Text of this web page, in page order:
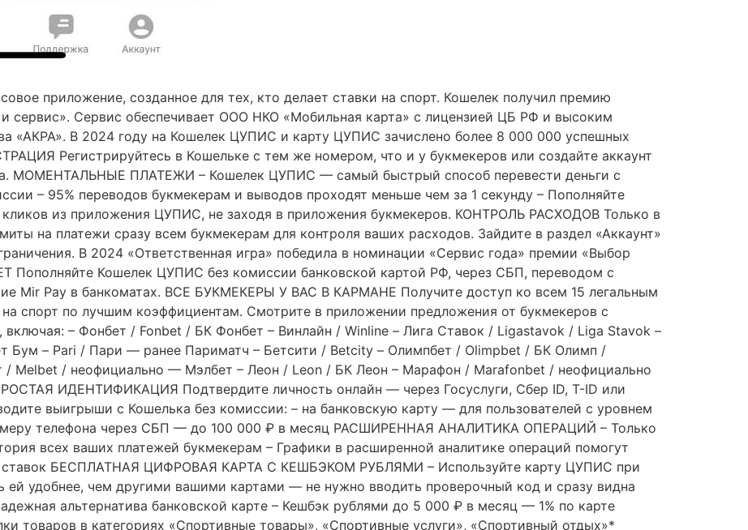
приложение, созданное для тех, кто делает ставки на спорт. Кошелек получил премию
и сервис». Сервис обеспечивает ООО НКО «Мобильная карта» с лицензией ЦБ РФ и высоким
«АКРА». В 2024 году на Кошелек ЦУПИС и карту ЦУПИС зачислено более 8 000 000 успешных
Регистрируйтесь в Кошельке с тем же номером, что и у букмекеров или создайте аккаунт
МОМЕНТАЛЬНЫЕ ПЛАТЕЖИ – Кошелек ЦУПИС — самый быстрый способ перевести деньги с
– 95% переводов букмекерам и выводов проходят меньше чем за 1 секунду – Пополняйте
кликов из приложения ЦУПИС, не заходя в приложения букмекеров. КОНТРОЛЬ РАСХОДОВ Только в
на платежи сразу всем букмекерам для контроля ваших расходов. Зайдите в раздел «Аккаунт»
В 2024 «Ответственная игра» победила в номинации «Сервис года» премии «Выбор
Пополняйте Кошелек ЦУПИС без комиссии банковской картой РФ, через СБП, переводом с
Mir Pay в банкоматах. ВСЕ БУКМЕКЕРЫ У ВАС В КАРМАНЕ Получите доступ ко всем 15 легальным
спорт по лучшим коэффициентам. Смотрите в приложении предложения от букмекеров с
– Фонбет / Fonbet / БК Фонбет – Винлайн / Winline – Лига Ставок / Ligastavok / Liga Stavok –
Бум – Pari / Пари — ранее Париматч – Бетсити / Betcity – Олимпбет / Olimpbet / БК Олимп /
Melbet / неофициально — Мэлбет – Леон / Leon / БК Леон – Марафон / Marafonbet / неофициально
ИДЕНТИФИКАЦИЯ Подтвердите личность онлайн — через Госуслуги, Сбер ID, T-ID или
выигрыши с Кошелька без комиссии: – на банковскую карту — для пользователей с уровнем
телефона через СБП — до 100 000 ₽ в месяц РАСШИРЕННАЯ АНАЛИТИКА ОПЕРАЦИЙ – Только
всех ваших платежей букмекерам – Графики в расширенной аналитике операций помогут
ставок БЕСПЛАТНАЯ ЦИФРОВАЯ КАРТА С КЕШБЭКОМ РУБЛЯМИ – Используйте карту ЦУПИС при
ей удобнее, чем другими вашими картами — не нужно вводить проверочный код и сразу видна
альтернатива банковской карте – Кешбэк рублями до 5 000 ₽ в месяц — 1% по карте
товаров в категориях «Спортивные товары», «Спортивные услуги», «Спортивный отдых»*